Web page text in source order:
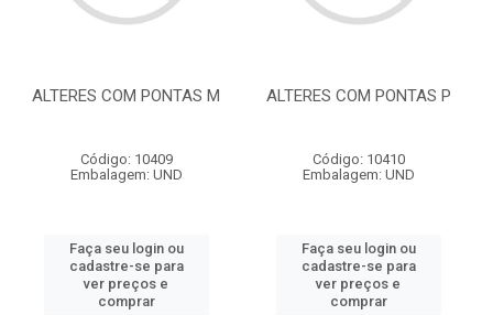
ALTERES COM PONTAS M
Código: 10409
Embalagem: UND
Faça seu login ou
cadastre-se para
ver preços e
comprar
ALTERES COM PONTAS P
Código: 10410
Embalagem: UND
Faça seu login ou
cadastre-se para
ver preços e
comprar